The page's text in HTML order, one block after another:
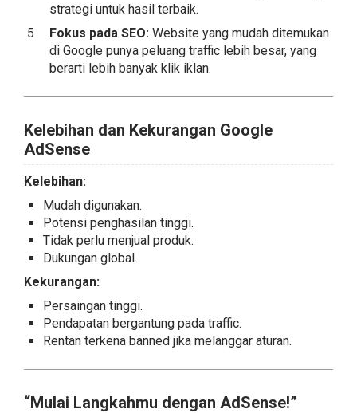
strategi untuk hasil terbaik.
Fokus pada SEO: Website yang mudah ditemukan
di Google punya peluang traffic lebih besar, yang
berarti lebih banyak klik iklan.
Kelebihan dan Kekurangan Google
AdSense
Kelebihan:
Mudah digunakan.
Potensi penghasilan tinggi.
Tidak perlu menjual produk.
Dukungan global.
Kekurangan:
Persaingan tinggi.
Pendapatan bergantung pada traffic.
Rentan terkena banned jika melanggar aturan.
“Mulai Langkahmu dengan AdSense!”